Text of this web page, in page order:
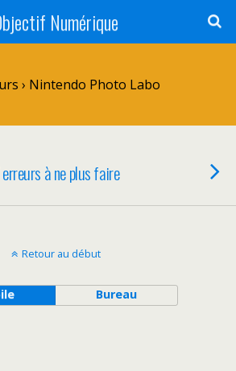
Numérique
› Nintendo Photo Labo
à ne plus faire
Retour au début
Bureau